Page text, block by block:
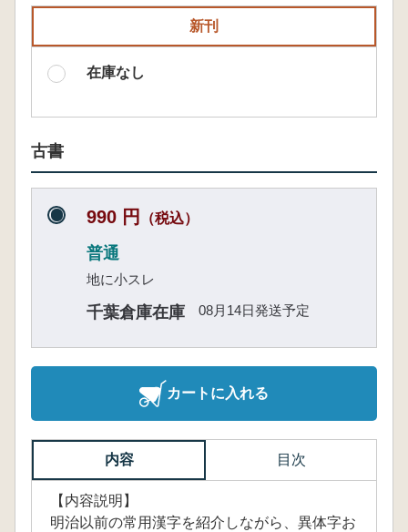
新刊
在庫なし
古書
990 円 （税込）
普通
地に小スレ
千葉倉庫在庫 08月14日発送予定
カートに入れる
内容 目次
【内容説明】
明治以前の常用漢字を紹介しながら、異体字お